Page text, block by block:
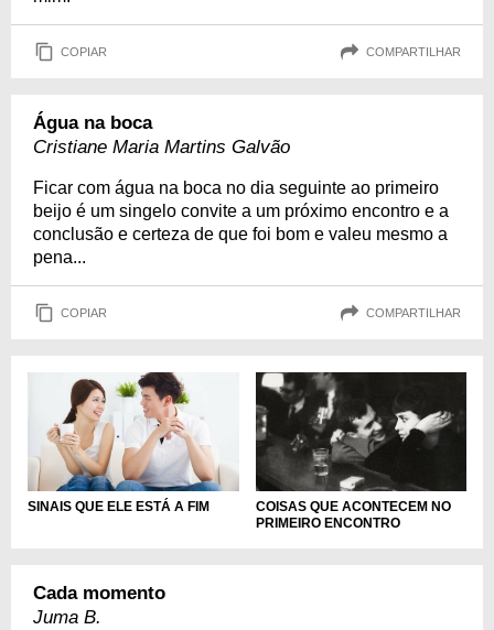
COPIAR COMPARTILHAR
Água na boca
Cristiane Maria Martins Galvão
Ficar com água na boca no dia seguinte ao primeiro
beijo é um singelo convite a um próximo encontro e a
conclusão e certeza de que foi bom e valeu mesmo a
pena...
COPIAR COMPARTILHAR
SINAIS QUE ELE ESTÁ A FIM
COISAS QUE ACONTECEM NO
PRIMEIRO ENCONTRO
Cada momento
Juma B.